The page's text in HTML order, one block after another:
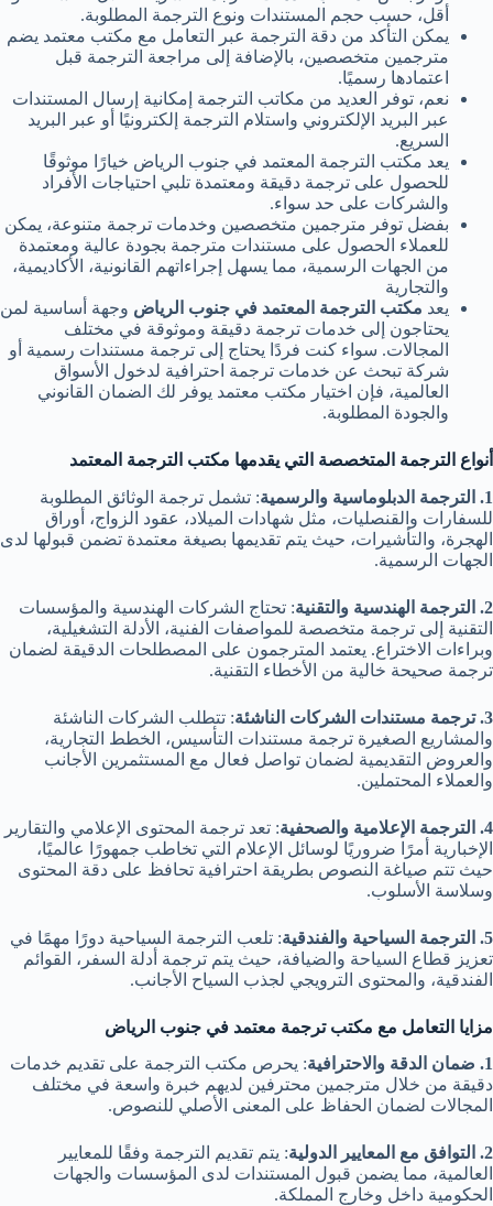
أقل، حسب حجم المستندات ونوع الترجمة المطلوبة.
يمكن التأكد من دقة الترجمة عبر التعامل مع مكتب معتمد يضم
مترجمين متخصصين، بالإضافة إلى مراجعة الترجمة قبل
اعتمادها رسميًا.
نعم، توفر العديد من مكاتب الترجمة إمكانية إرسال المستندات
عبر البريد الإلكتروني واستلام الترجمة إلكترونيًا أو عبر البريد
السريع.
يعد مكتب الترجمة المعتمد في جنوب الرياض خيارًا موثوقًا
للحصول على ترجمة دقيقة ومعتمدة تلبي احتياجات الأفراد
والشركات على حد سواء.
بفضل توفر مترجمين متخصصين وخدمات ترجمة متنوعة، يمكن
للعملاء الحصول على مستندات مترجمة بجودة عالية ومعتمدة
من الجهات الرسمية، مما يسهل إجراءاتهم القانونية، الأكاديمية،
والتجارية
يعد مكتب الترجمة المعتمد في جنوب الرياض وجهة أساسية لمن
يحتاجون إلى خدمات ترجمة دقيقة وموثوقة في مختلف
المجالات. سواء كنت فردًا يحتاج إلى ترجمة مستندات رسمية أو
شركة تبحث عن خدمات ترجمة احترافية لدخول الأسواق
العالمية، فإن اختيار مكتب معتمد يوفر لك الضمان القانوني
والجودة المطلوبة.
أنواع الترجمة المتخصصة التي يقدمها مكتب الترجمة المعتمد
1. الترجمة الدبلوماسية والرسمية
: تشمل ترجمة الوثائق المطلوبة
للسفارات والقنصليات، مثل شهادات الميلاد، عقود الزواج، أوراق
الهجرة، والتأشيرات، حيث يتم تقديمها بصيغة معتمدة تضمن قبولها لدى
الجهات الرسمية.
2. الترجمة الهندسية والتقنية
: تحتاج الشركات الهندسية والمؤسسات
التقنية إلى ترجمة متخصصة للمواصفات الفنية، الأدلة التشغيلية،
وبراءات الاختراع. يعتمد المترجمون على المصطلحات الدقيقة لضمان
ترجمة صحيحة خالية من الأخطاء التقنية.
3. ترجمة مستندات الشركات الناشئة
: تتطلب الشركات الناشئة
والمشاريع الصغيرة ترجمة مستندات التأسيس، الخطط التجارية،
والعروض التقديمية لضمان تواصل فعال مع المستثمرين الأجانب
والعملاء المحتملين.
4. الترجمة الإعلامية والصحفية
: تعد ترجمة المحتوى الإعلامي والتقارير
الإخبارية أمرًا ضروريًا لوسائل الإعلام التي تخاطب جمهورًا عالميًا،
حيث تتم صياغة النصوص بطريقة احترافية تحافظ على دقة المحتوى
وسلاسة الأسلوب.
5. الترجمة السياحية والفندقية
: تلعب الترجمة السياحية دورًا مهمًا في
تعزيز قطاع السياحة والضيافة، حيث يتم ترجمة أدلة السفر، القوائم
الفندقية، والمحتوى الترويجي لجذب السياح الأجانب.
مزايا التعامل مع مكتب ترجمة معتمد في جنوب الرياض
1. ضمان الدقة والاحترافية
: يحرص مكتب الترجمة على تقديم خدمات
دقيقة من خلال مترجمين محترفين لديهم خبرة واسعة في مختلف
المجالات لضمان الحفاظ على المعنى الأصلي للنصوص.
2. التوافق مع المعايير الدولية
: يتم تقديم الترجمة وفقًا للمعايير
العالمية، مما يضمن قبول المستندات لدى المؤسسات والجهات
الحكومية داخل وخارج المملكة.